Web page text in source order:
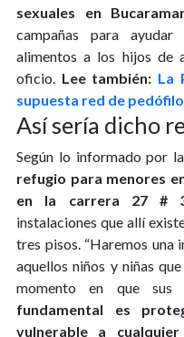
sexuales en
campañas para
alimentos a los hijos de
oficio. Lee también: La
supuesta red de
Así sería dicho
Según lo informado por
refugio para menores
en la carrera 27 #
instalaciones que allí
tres pisos. “Haremos una
aquellos niños y niñas
momento en que sus
fundamental es
vulnerable a